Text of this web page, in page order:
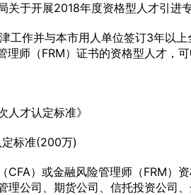
关于开展2018年度资格型人才引进
工作并与本市用人单位签订3年以
理师（FRM）证书的资格型人才，
人才认定标准》
定标准(200万)
CFA）或金融风险管理师（FRM）
理公司、期货公司、信托投资公司